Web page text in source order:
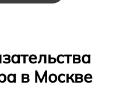
в Москве